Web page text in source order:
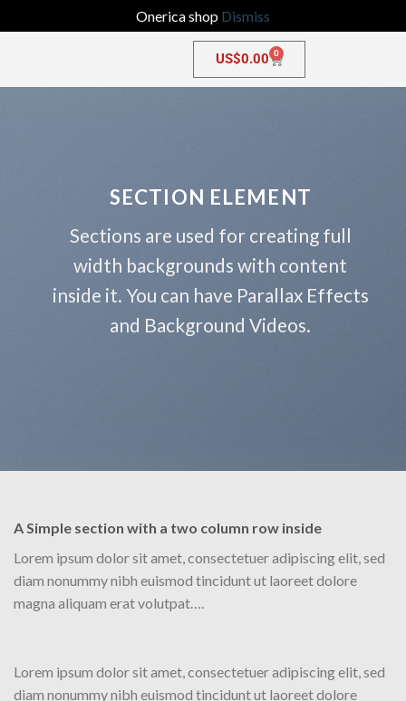
Onerica shop Dismiss
US$0.00 0
SECTION ELEMENT
Sections are used for creating full
width backgrounds with content
inside it. You can have Parallax Effects
and Background Videos.
A Simple section with a two column row inside
Lorem ipsum dolor sit amet, consectetuer adipiscing elit, sed
diam nonummy nibh euismod tincidunt ut laoreet dolore
magna aliquam erat volutpat….
Lorem ipsum dolor sit amet, consectetuer adipiscing elit, sed
diam nonummy nibh euismod tincidunt ut laoreet dolore